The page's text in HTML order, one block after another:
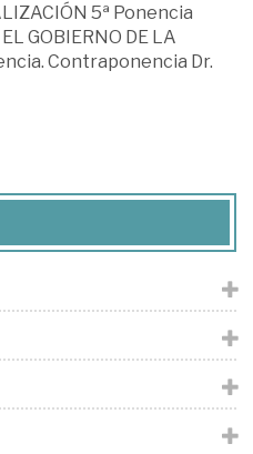
5ª Ponencia
GOBIERNO DE LA
Contraponencia Dr.